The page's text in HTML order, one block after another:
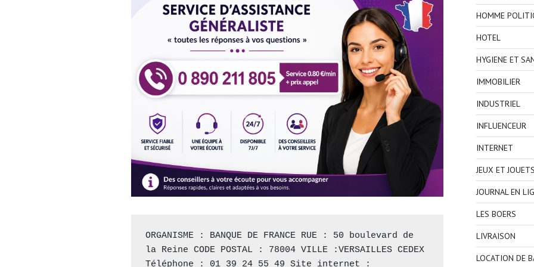
ORGANISME : BANQUE DE FRANCE RUE : 50 boulevard de
la Reine CODE POSTAL : 78004 VILLE :VERSAILLES CEDEX
HOMME
HOTEL
HYGIENE ET
IMMOBILIER
INDUSTRIEL
INFLUENCEUR
INTERNET
JEUX ET JOUETS
JOURNAL EN
LES BOERS
LIVRAISON
LOCATION DE